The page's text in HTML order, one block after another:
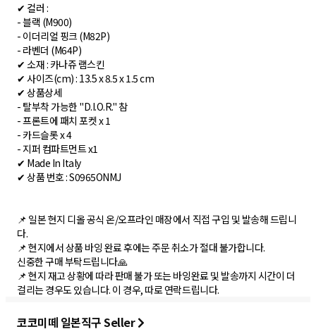
✔ 컬러 :
- 블랙 (M900)
- 이더리얼 핑크 (M82P)
- 라벤더 (M64P)
✔ 소재 : 카나쥬 램스킨
✔ 사이즈(cm) : 13.5 x 8.5 x 1.5 cm
✔ 상품상세
- 탈부착 가능한 "D.I.O.R." 참
- 프론트에 패치 포켓 x 1
- 카드슬롯 x 4
- 지퍼 컴파트먼트 x1
✔ Made In Italy
✔ 상품 번호 : S0965ONMJ
📌 일본 현지 디올 공식 온/오프라인 매장에서 직접 구입 및 발송해 드립니
다.
📌 현지에서 상품 바잉 완료 후에는 주문 취소가 절대 불가합니다.
신중한 구매 부탁드립니다🙏
📌 현지 재고 상황에 따라 판매 불가 또는 바잉완료 및 발송까지 시간이 더
걸리는 경우도 있습니다. 이 경우, 따로 연락드립니다.
코코미떼 일본직구 Seller